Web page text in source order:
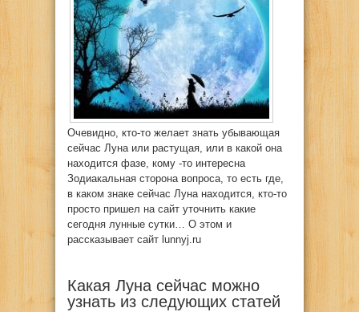
Очевидно, кто-то желает знать убывающая
сейчас Луна или растущая, или в какой она
находится фазе, кому -то интересна
Зодиакальная сторона вопроса, то есть где,
в каком знаке сейчас Луна находится, кто-то
просто пришел на сайт уточнить какие
сегодня лунные сутки… О этом и
рассказывает сайт lunnyj.ru
Какая Луна сейчас можно
узнать из следующих статей